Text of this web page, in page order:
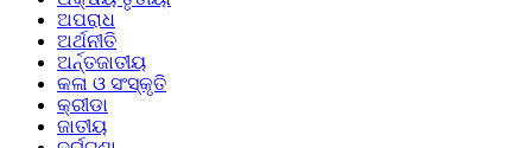
ଅପରାଧ
ଅର୍ଥନୀତି
ଅର୍ନ୍ତଜାତୀୟ
କଳା ଓ ସଂସ୍କୃତି
କ୍ରୀଡା
ଜାତୀୟ